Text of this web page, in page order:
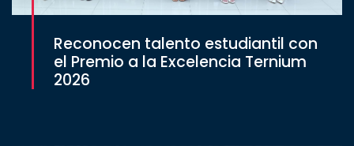
Reconocen talento estudiantil con
el Premio a la Excelencia Ternium
2026